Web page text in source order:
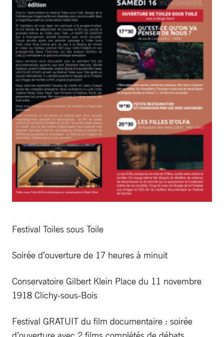
Festival Toiles sous Toile
Soirée d’ouverture de 17 heures à minuit
Conservatoire Gilbert Klein Place du 11 novembre
1918 Clichy-sous-Bois
Festival GRATUIT du film documentaire : soirée